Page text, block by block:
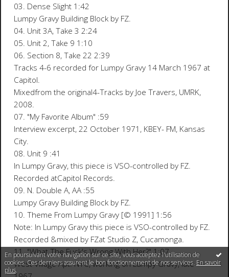
En poursuivant votre navigation sur ce site, vous acceptez l'utilisation de
cookies. Ces derniers assurent le bon fonctionnement de nos services. En savoir
plus.
03. Dense Slight 1:42
Lumpy Gravy Building Block by FZ.
04. Unit 3A, Take 3 2:24
05. Unit 2, Take 9 1:10
06. Section 8, Take 22 2:39
Tracks 4-6 recorded for Lumpy Gravy 14 March 1967 at
Capitol.
Mixedfrom the original4-Tracks by Joe Travers, UMRK,
2008.
07. "My Favorite Album" :59
Interview excerpt, 22 October 1971, KBEY- FM, Kansas
City.
08. Unit 9 :41
In Lumpy Gravy, this piece is VSO-controlled by FZ.
Recorded atCapitol Records.
09. N. Double A, AA :55
Lumpy Gravy Building Block by FZ.
10. Theme From Lumpy Gravy [© 1991] 1:56
Note: In Lumpy Gravy this piece is VSO-controlled by FZ.
Recorded &mixed by FZat Studio Z, Cucamonga.
11. "What The Fuck's Wrong With Her?" 1:07
West Village Apt. NYC, working on Lumpy Gravy, late